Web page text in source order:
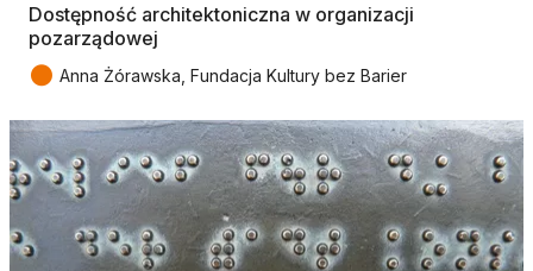
Dostępność architektoniczna w organizacji
pozarządowej
● Anna Żórawska, Fundacja Kultury bez Barier